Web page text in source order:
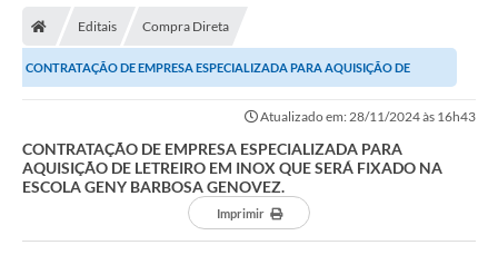
Editais Compra Direta
CONTRATAÇÃO DE EMPRESA ESPECIALIZADA PARA AQUISIÇÃO DE
Atualizado em: 28/11/2024 às 16h43
CONTRATAÇÃO DE EMPRESA ESPECIALIZADA PARA
AQUISIÇÃO DE LETREIRO EM INOX QUE SERÁ FIXADO NA
ESCOLA GENY BARBOSA GENOVEZ.
Imprimir